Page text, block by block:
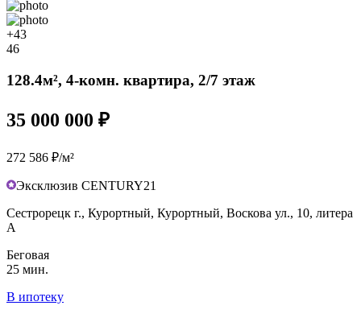
+43
46
128.4м², 4-комн. квартира, 2/7 этаж
35 000 000 ₽
272 586 ₽/м²
Эксклюзив CENTURY21
Сестрорецк г., Курортный, Курортный, Воскова ул., 10, литера
А
Беговая
25 мин.
В ипотеку